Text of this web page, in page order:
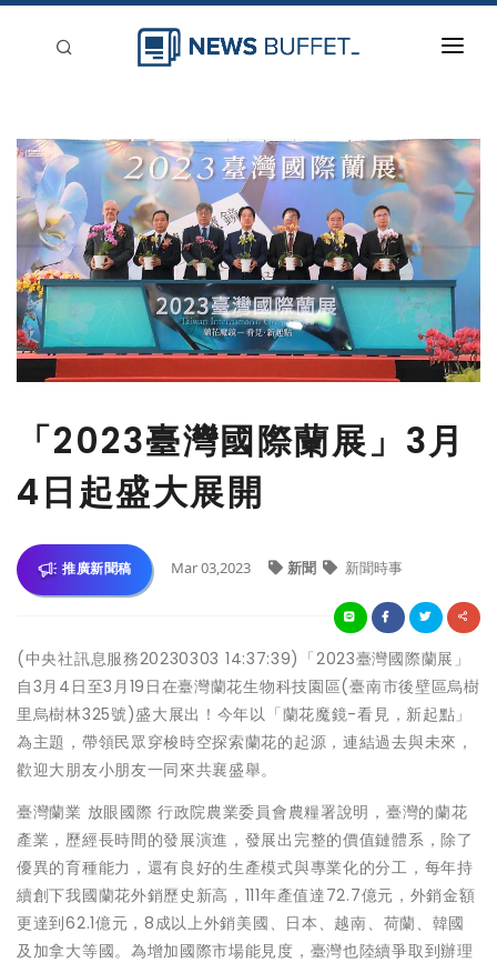
新聞稿分類
登入
刊登
「2023臺灣國際蘭展」3月
4日起盛大展開
推廣新聞稿 Mar 03,2023 新聞 新聞時事
(中央社訊息服務20230303 14:37:39)「2023臺灣國際蘭展」
自3月4日至3月19日在臺灣蘭花生物科技園區(臺南市後壁區烏樹
里烏樹林325號)盛大展出！今年以「蘭花魔鏡-看見，新起點」
為主題，帶領民眾穿梭時空探索蘭花的起源，連結過去與未來，
歡迎大朋友小朋友一同來共襄盛舉。
臺灣蘭業 放眼國際 行政院農業委員會農糧署說明，臺灣的蘭花
產業，歷經長時間的發展演進，發展出完整的價值鏈體系，除了
優異的育種能力，還有良好的生產模式與專業化的分工，每年持
續創下我國蘭花外銷歷史新高，111年產值達72.7億元，外銷金額
更達到62.1億元，8成以上外銷美國、日本、越南、荷蘭、韓國
及加拿大等國。為增加國際市場能見度，臺灣也陸續爭取到辦理